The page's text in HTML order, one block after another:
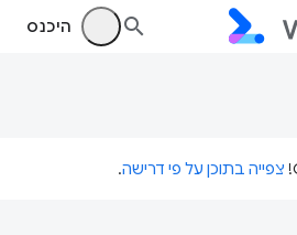
היכנס
צפייה בתוכן על פי דרישה.